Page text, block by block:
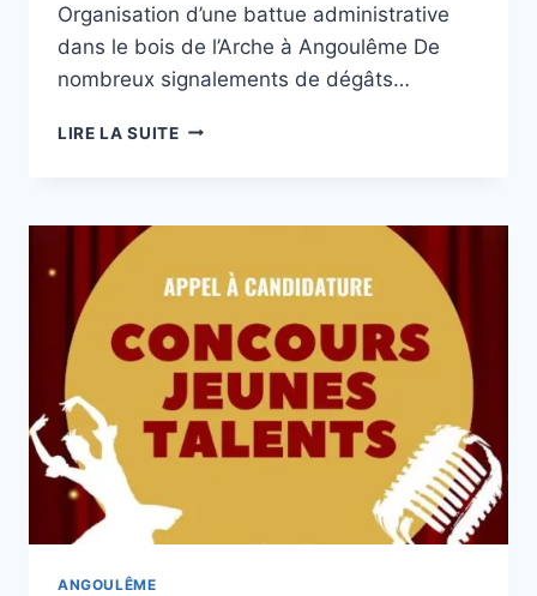
Organisation d’une battue administrative
dans le bois de l’Arche à Angoulême De
nombreux signalements de dégâts…
LIRE LA SUITEBATTUE
ANGOULÊME
LA
VOIE
DE
L’EUROPE
ET
LE
BOULEVARD
DE
INTERDITS
ANGOULÊME